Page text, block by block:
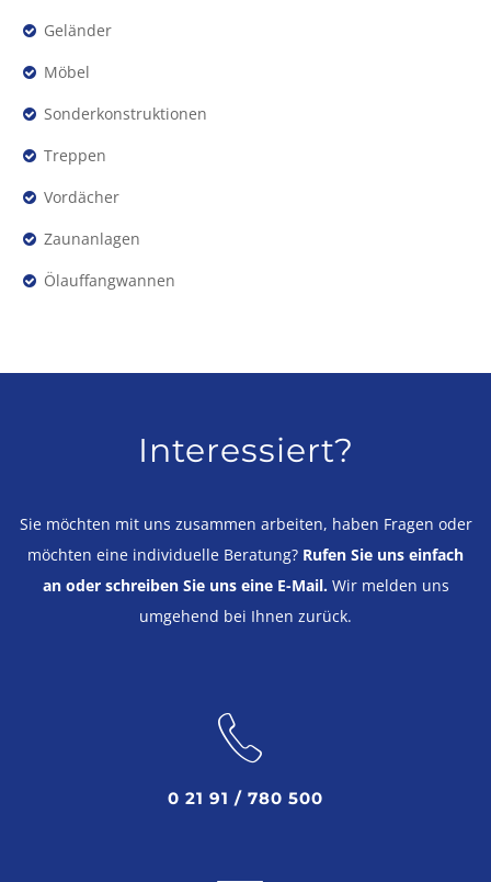
Geländer
Möbel
Sonderkonstruktionen
Treppen
Vordächer
Zaunanlagen
Ölauffangwannen
Interessiert?
Sie möchten mit uns zusammen arbeiten, haben Fragen oder
möchten eine individuelle Beratung? Rufen Sie uns einfach
an oder schreiben Sie uns eine E-Mail.Wir melden uns
umgehend bei Ihnen zurück.
0 21 91 / 780 500